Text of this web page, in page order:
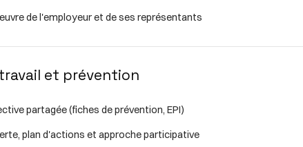
de l'employeur et de ses représentants
travail et prévention
partagée (fiches de prévention, EPI)
plan d'actions et approche participative